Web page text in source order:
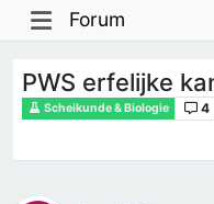
Forum
PWS erfelijke
Scheikunde & Biologie 4